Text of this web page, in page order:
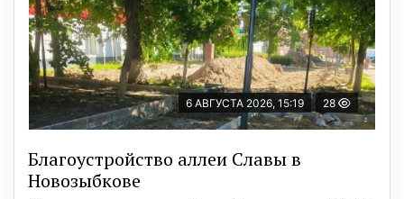
6 АВГУСТА 2026, 15:19 28
Благоустройство аллеи Славы в
Новозыбкове